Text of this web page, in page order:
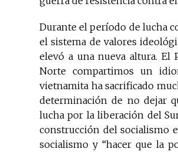
Durante el período de lucha
el sistema de valores
elevó a una nueva altura. El
Norte compartimos un
vietnamita ha sacrificado
determinación de no dejar
lucha por la liberación del
construcción del socialismo
socialismo y “hacer que la